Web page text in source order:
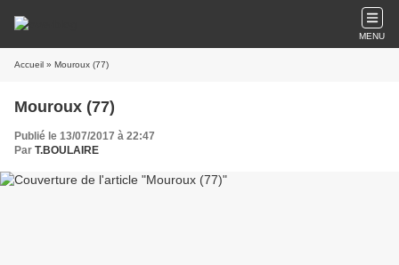
MENU
Accueil » Mouroux (77)
Mouroux (77)
Publié le 13/07/2017 à 22:47
Par T.BOULAIRE